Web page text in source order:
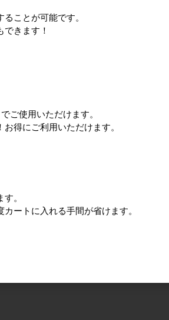
ことが可能です。
きます！
ご使用いただけます。
お得にご利用いただけます。
。
ートに入れる手間が省けます。